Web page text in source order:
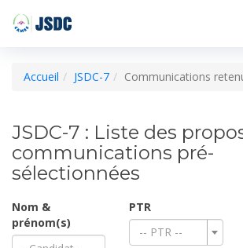
Accueil JSDC-7 Communications
JSDC-7 : Liste des
communications pré-
sélectionnées
Nom &
prénom(s)
PTR
-- PTR --